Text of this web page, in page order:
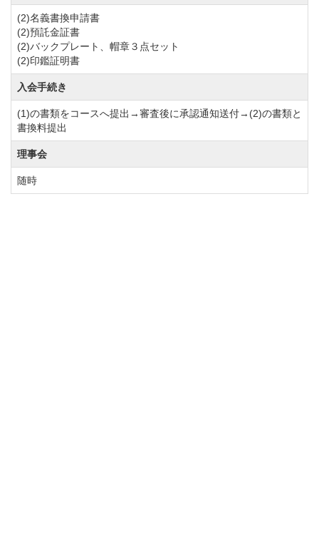
(2)名義書換申請書
(2)預託金証書
(2)バックプレート、帽章３点セット
(2)印鑑証明書
入会手続き
(1)の書類をコースへ提出→審査後に承認通知送付→(2)の書類と
書換料提出
理事会
随時